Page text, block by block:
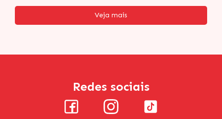
Veja mais
Redes sociais